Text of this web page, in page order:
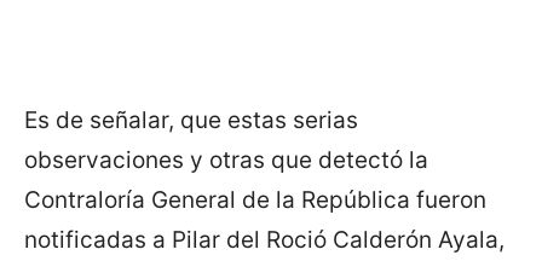
Es de señalar, que estas serias
observaciones y otras que detectó la
Contraloría General de la República fueron
notificadas a Pilar del Roció Calderón Ayala,